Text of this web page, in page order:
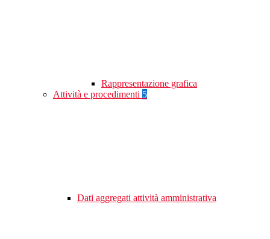
Rappresentazione grafica
Attività e procedimenti 5
Dati aggregati attività amministrativa